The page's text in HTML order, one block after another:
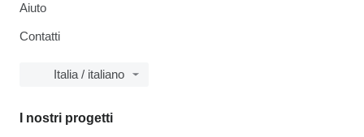
Aiuto
Contatti
Italia / italiano
I nostri progetti